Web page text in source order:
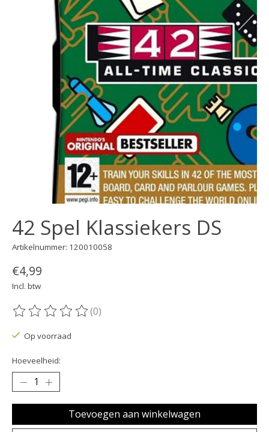
42 Spel Klassiekers DS
Artikelnummer: 120010058
€4,99
Incl. btw
De beoordeling van dit product is
(0)
Op voorraad
Hoeveelheid:
Toevoegen aan winkelwagen